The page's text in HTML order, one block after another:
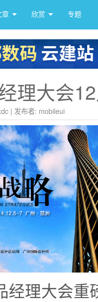
章 欣赏 专题
理大会
| 发布者: mobileui
理大会重